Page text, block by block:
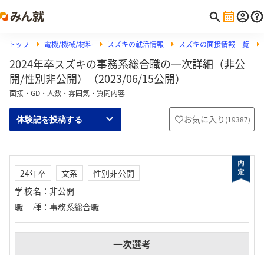
トップ 電機/機械/材料 スズキの就活情報 スズキの面接情報一覧
2024年卒スズキの事務系総合職の一次詳細（非公
開/性別非公開）（2023/06/15公開）
面接・GD・人数・雰囲気・質問内容
体験記を投稿する お気に入り (19387)
24年卒 文系
性別非公開
学校名 ： 非公開
職種 ： 事務系総合職
一次選考